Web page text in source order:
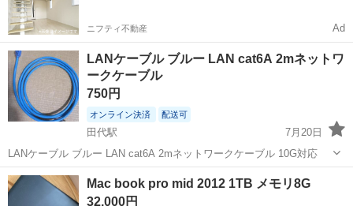
ニフティ不動産 Ad
LANケーブル ブルー LAN cat6A 2mネットワ
ークケーブル
750円
オンライン決済 配送可
田代駅
7月20日
LANケーブル ブルー LAN cat6A 2mネットワークケーブル 10G対応
佐賀 鳥栖市
Mac book pro mid 2012 1TB メモリ8G
32,000円